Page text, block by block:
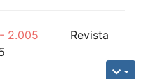
2.005 Revista